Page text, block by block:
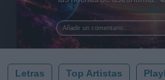
Añadir un comentario ...
al firmamento y siente la
esta colección para tu
✨⭐
Letras Top Artistas